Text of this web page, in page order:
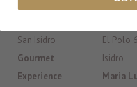
San Isidro
Gourmet
Experience
The
El Polo
Isidro
Maria